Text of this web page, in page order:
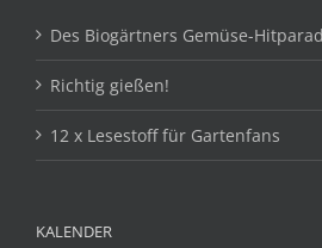
Des Biogärtners Gemüse-
Richtig gießen!
12 x Lesestoff für Gartenfans
KALENDER